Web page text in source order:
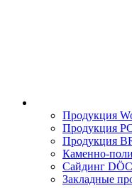
Продукция
Продукция
Продукция
Каменно-
Сайдинг
Закладные